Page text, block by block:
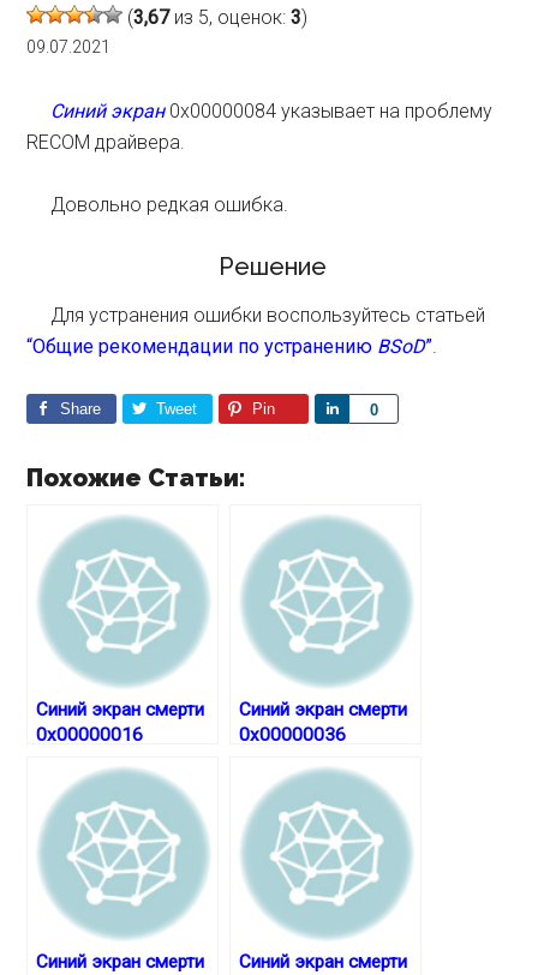
(3,67из 5, оценок:3)
09.07.2021
Синий экран0x00000084 указывает на проблему
RECOM драйвера.
Довольно редкая ошибка.
Решение
Для устранения ошибки воспользуйтесь статьей
“Общие рекомендации по устранению BSoD”.
Share Tweet Pin 0
e
Похожие Статьи:
Синий экран смерти
0x00000016
Синий экран смерти
0x00000036
Синий экран смерти
Синий экран смерти